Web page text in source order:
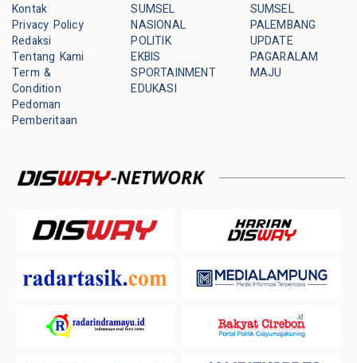
Kontak
Privacy Policy
Redaksi
Tentang Kami
Term &
Condition
Pedoman
Pemberitaan
SUMSEL
NASIONAL
POLITIK
EKBIS
SPORTAINMENT
EDUKASI
SUMSEL
PALEMBANG
UPDATE
PAGARALAM
MAJU